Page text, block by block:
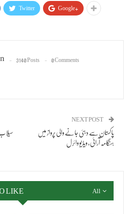
Twitter Google+
3140 Posts 0 Comments
NEXT POST
پاکستان سے دبئی جانے والی پرواز میں
ہنگامہ آرائی، ویڈیو وائرل
All
LIKE